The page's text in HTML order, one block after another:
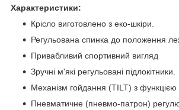
Характеристики:
Крісло виготовлено з еко-шкіри.
Регульована спинка до положення
Привабливий спортивний вигляд
Зручні м'які регульовані підлокітники.
Механізм гойдання (TILT) з функцією
Пневматичне (пневмо-патрон)